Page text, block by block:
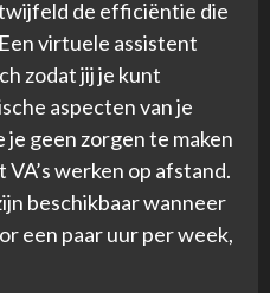
de efficiëntie die
virtuele assistent
zodat jij je kunt
aspecten van je
geen zorgen te maken
werken op afstand.
beschikbaar wanneer
een paar uur per week,